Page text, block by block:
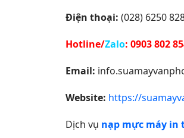
Điện thoại: (028) 6250
Hotline/Zalo: 0903 802
Email:
Website: https://
Dịch vụ nạp mực máy in